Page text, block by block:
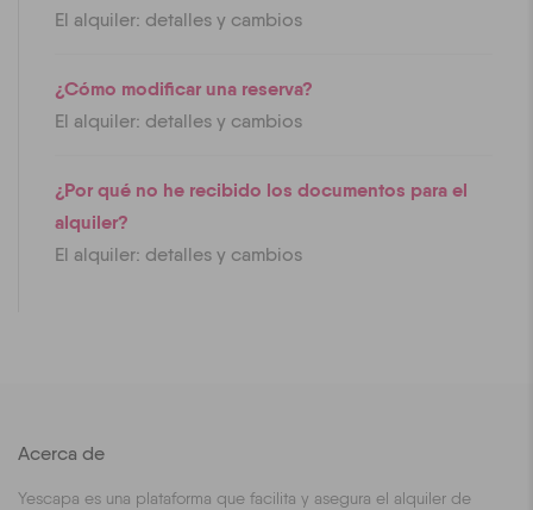
El alquiler: detalles y cambios
¿Cómo modificar una reserva?
El alquiler: detalles y cambios
¿Por qué no he recibido los documentos para el
alquiler?
El alquiler: detalles y cambios
Acerca de
Yescapa es una plataforma que facilita y asegura el alquiler de